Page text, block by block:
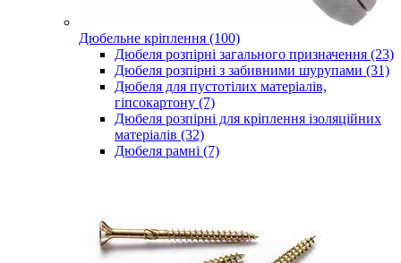
Дюбельне кріплення (100)
Дюбеля розпірні загального призначення (23)
Дюбеля розпірні з забивними шурупами (31)
Дюбеля для пустотілих матеріалів,
гіпсокартону (7)
Дюбеля розпірні для кріплення ізоляційних
матеріалів (32)
Дюбеля рамні (7)